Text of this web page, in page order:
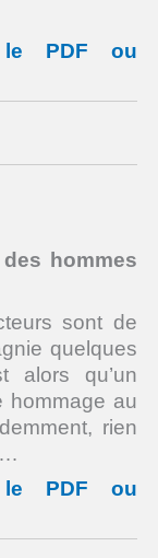
le PDF ou
hommes
sont de
quelques
alors qu’un
hommage au
rien
le PDF ou